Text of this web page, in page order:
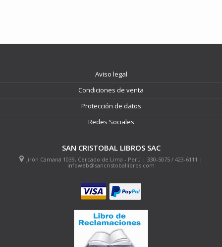
Aviso legal
Condiciones de venta
Protección de datos
Redes Sociales
SAN CRISTOBAL LIBROS SAC
Jirón Camaná 1039, Cercado de Lima - Perú | 330-5075 / 423-6111 |
infoweb@sancristoballibros.com